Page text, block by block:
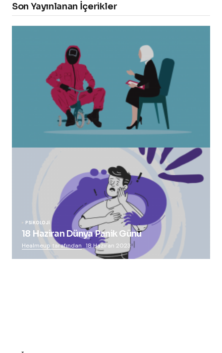
Son Yayınlanan İçerikler
“Squid Game” Bize Ne Anlatmak İstiyor?
PSIKOLOJI
18 Haziran Dünya Panik Günü
Healmeup tarafından 18 Haziran 2023